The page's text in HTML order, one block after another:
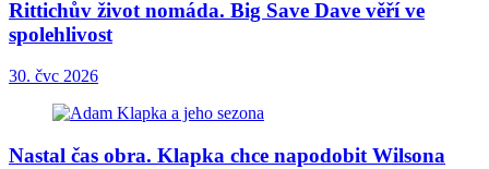
Rittichův život nomáda. Big Save Dave věří ve
spolehlivost
30. čvc 2026
Nastal čas obra. Klapka chce napodobit Wilsona